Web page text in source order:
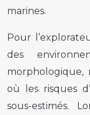
marines.
Pour
des
morphologique,
où les risques
sous-estimés.